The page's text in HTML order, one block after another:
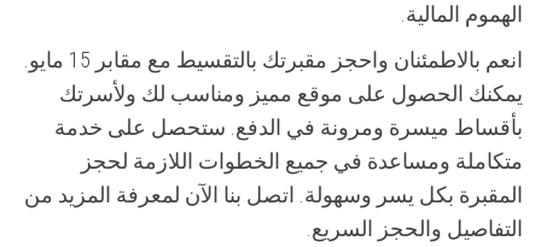
الهموم المالية.
انعم بالاطمئنان واحجز مقبرتك بالتقسيط مع مقابر 15 مايو.
يمكنك الحصول على موقع مميز ومناسب لك ولأسرتك
بأقساط ميسرة ومرونة في الدفع. ستحصل على خدمة
متكاملة ومساعدة في جميع الخطوات اللازمة لحجز
المقبرة بكل يسر وسهولة. اتصل بنا الآن لمعرفة المزيد من
التفاصيل والحجز السريع.